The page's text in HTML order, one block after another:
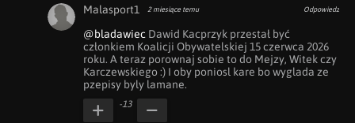
Malasport1 2 miesiące temu Odpowiedz
@bladawiec Dawid Kacprzyk przestał być
członkiem Koalicji Obywatelskiej 15 czerwca 2026
roku. A teraz porownaj sobie to do Mejzy, Witek czy
Karczewskiego :) I oby poniosl kare bo wyglada ze
pzepisy byly lamane.
-13